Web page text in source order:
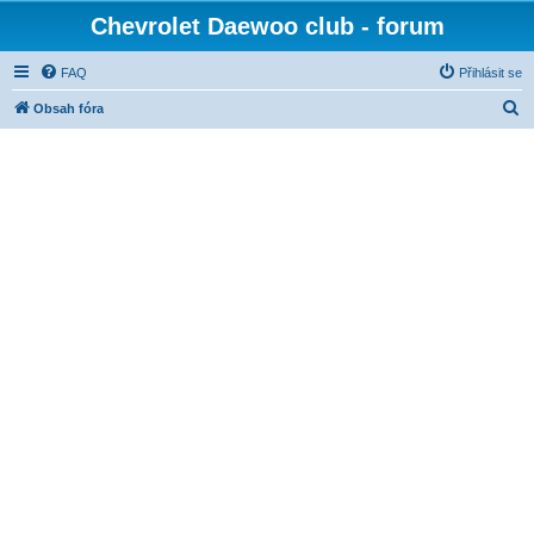
Chevrolet Daewoo club - forum
FAQ Přihlásit se
Obsah fóra